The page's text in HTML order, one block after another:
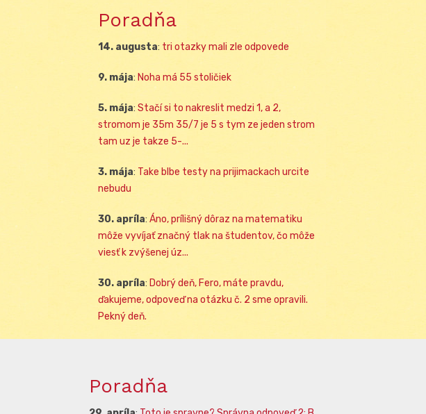
Poradňa
14. augusta: tri otazky mali zle odpovede
9. mája: Noha má 55 stoličiek
5. mája: Stačí si to nakreslit medzi 1, a 2,
stromom je 35m 35/7 je 5 s tym ze jeden strom
tam uz je takze 5-...
3. mája: Take blbe testy na prijimackach urcite
nebudu
30. apríla: Áno, prílišný dôraz na matematiku
môže vyvíjať značný tlak na študentov, čo môže
viesť k zvýšenej úz...
30. apríla: Dobrý deň, Fero, máte pravdu,
ďakujeme, odpoveď na otázku č. 2 sme opravili.
Pekný deň.
Poradňa